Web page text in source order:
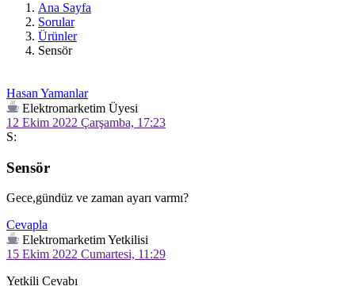
Ana Sayfa
Sorular
Ürünler
Sensör
Hasan Yamanlar
Elektromarketim Üyesi
12 Ekim 2022 Çarşamba, 17:23
S:
Sensör
Gece,gündüz ve zaman ayarı varmı?
Cevapla
Elektromarketim Yetkilisi
15 Ekim 2022 Cumartesi, 11:29
Yetkili Cevabı